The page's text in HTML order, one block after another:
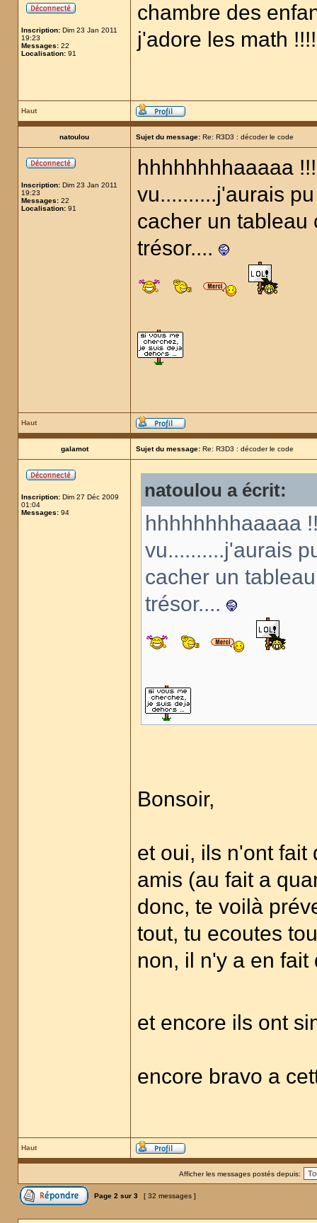
Inscription: Dim 23 Jan 2011
19:23
Messages: 22
Localisation: 91
chambre des
j'adore les math !!!!
Haut
natoulou Sujet du message: Re: R3D3 : décoder le code
Inscription: Dim 23 Jan 2011
19:23
Messages: 22
Localisation: 91
hhhhhhhhaaaaa
vu..........j'aurais
cacher un tableau
trésor....
Haut
galamot Sujet du message: Re: R3D3 : décoder le code
Inscription: Dim 27 Déc 2009
01:04
Messages: 94
natoulou a écrit:
hhhhhhhhaaaaa
vu..........j'aurais
cacher un
trésor....
Bonsoir,
et oui, ils n'ont fait
amis (au fait a
donc, te voilà
tout, tu ecoutes
non, il n'y a en
et encore ils ont
encore bravo a
Haut
Afficher les messages postés depuis:
Page 2 sur 3 [ 32 messages ]